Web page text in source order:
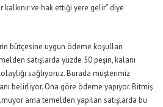
ve hak ettiği yere gelir” diye
bütçesine uygun ödeme koşulları
satışlarda yüzde 50 peşin, kalanı
sağlıyoruz. Burada müşterimiz
belirliyor. Ona göre ödeme yapıyor. Bitmiş
ama temelden yapılan satışlarda bu